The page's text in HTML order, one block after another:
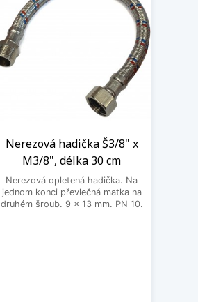
Nerezová hadička Š3/8" x
M3/8", délka 30 cm
Nerezová opletená hadička. Na
jednom konci převlečná matka na
druhém šroub. 9 x 13 mm. PN 10.